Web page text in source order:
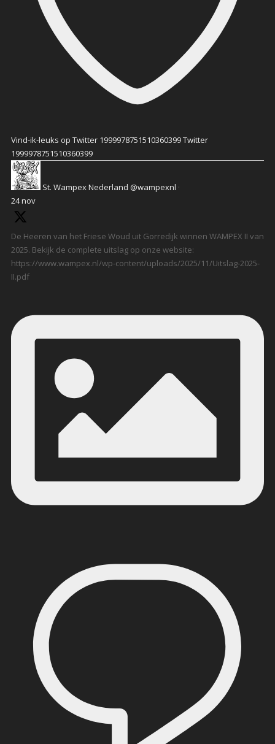
Vind-ik-leuks op Twitter 1999978751510360399Twitter
1999978751510360399
St. Wampex Nederland @wampexnl ·
24 nov
De Heeren van het Friese Woud uit Gorredijk winnen WAMPEX II van
2025. Bekijk de complete uitslag op onze website:
https://www.wampex.nl/wp-content/uploads/2025/11/Uitslag-2025-
II.pdf